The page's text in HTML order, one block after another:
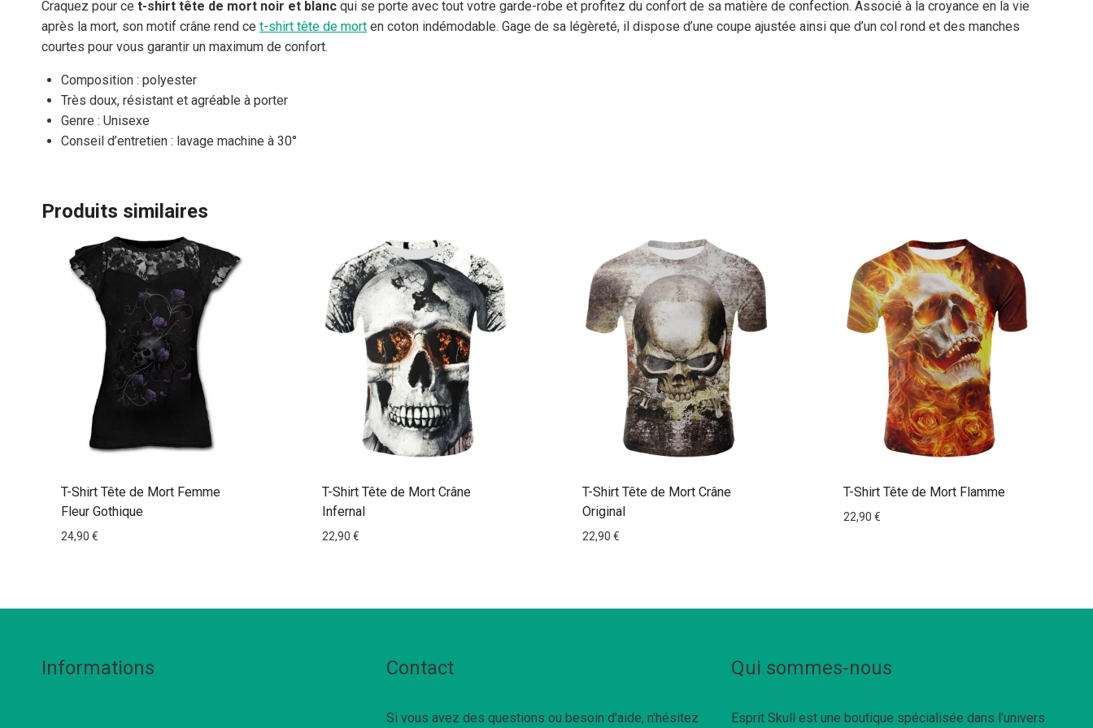
Craquez pour ce t-shirt tête de mort noir et blanc qui se porte avec tout votre garde-robe et profitez du confort de sa matière de confection. Associé à la croyance en la vie
après la mort, son motif crâne rend ce t-shirt tête de mort en coton indémodable. Gage de sa légèreté, il dispose d’une coupe ajustée ainsi que d’un col rond et des manches
courtes pour vous garantir un maximum de confort.
Composition : polyester
Très doux, résistant et agréable à porter
Genre : Unisexe
Conseil d’entretien : lavage machine à 30°
Produits similaires
T-Shirt Tête de Mort Femme
Fleur Gothique
24,90 €
T-Shirt Tête de Mort Crâne
Infernal
22,90 €
T-Shirt Tête de Mort Crâne
Original
22,90 €
T-Shirt Tête de Mort Flamme
22,90 €
Informations Contact
Si vous avez des questions ou besoin d'aide, n'hésitez
Qui sommes-nous
Esprit Skull est une boutique spécialisée dans l'univers